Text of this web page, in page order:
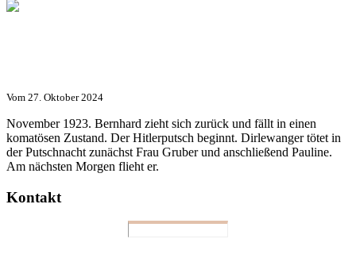
Vom 27. Oktober 2024
November 1923. Bernhard zieht sich zurück und fällt in einen
komatösen Zustand. Der Hitlerputsch beginnt. Dirlewanger tötet in
der Putschnacht zunächst Frau Gruber und anschließend Pauline.
Am nächsten Morgen flieht er.
Kontakt